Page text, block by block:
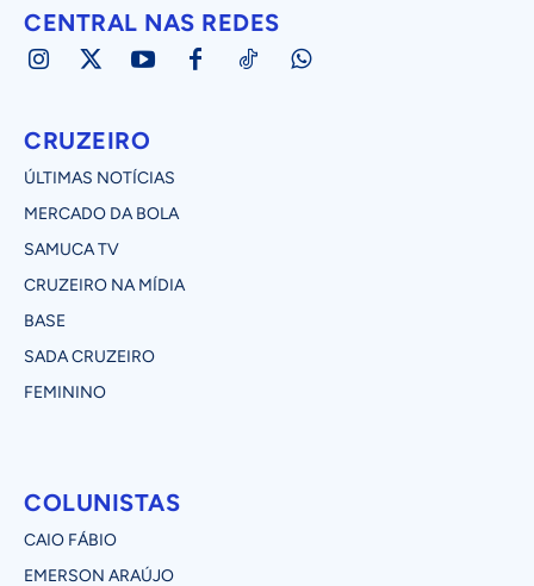
CENTRAL NAS REDES
CRUZEIRO
ÚLTIMAS NOTÍCIAS
MERCADO DA BOLA
SAMUCA TV
CRUZEIRO NA MÍDIA
BASE
SADA CRUZEIRO
FEMININO
COLUNISTAS
CAIO FÁBIO
EMERSON ARAÚJO